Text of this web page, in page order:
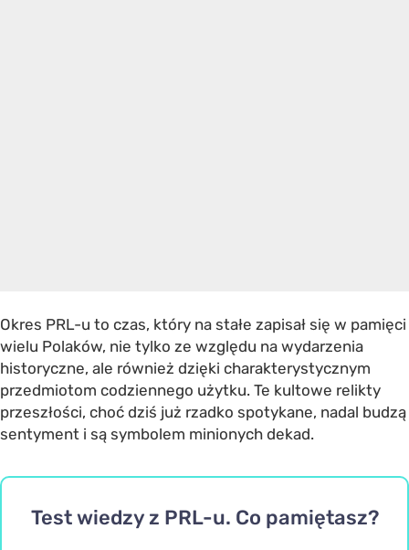
Okres PRL-u to czas, który na stałe zapisał się w pamięci
wielu Polaków, nie tylko ze względu na wydarzenia
historyczne, ale również dzięki charakterystycznym
przedmiotom codziennego użytku. Te kultowe relikty
przeszłości, choć dziś już rzadko spotykane, nadal budzą
sentyment i są symbolem minionych dekad.
Test wiedzy z PRL-u. Co pamiętasz?